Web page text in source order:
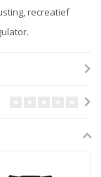
recreatief